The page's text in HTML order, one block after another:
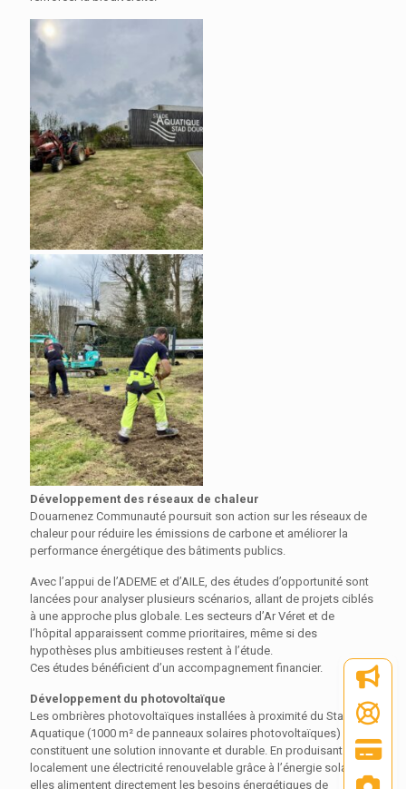
Développement des réseaux de chaleur
Douarnenez Communauté poursuit son action sur les réseaux de
chaleur pour réduire les émissions de carbone et améliorer la
performance énergétique des bâtiments publics.
Avec l’appui de l’ADEME et d’AILE, des études d’opportunité sont
lancées pour analyser plusieurs scénarios, allant de projets ciblés
à une approche plus globale. Les secteurs d’Ar Véret et de
l’hôpital apparaissent comme prioritaires, même si des
hypothèses plus ambitieuses restent à l’étude.
Ces études bénéficient d’un accompagnementfinancier.
Développement du photovoltaïque
Les ombrières photovoltaïques installées à proximité du Stade
Aquatique (1000 m² de panneaux solaires photovoltaïques)
constituent une solution innovante et durable. En produisant
localement une électricité renouvelable grâce à l’énergie solaire,
elles alimentent directement les besoins énergétiques de